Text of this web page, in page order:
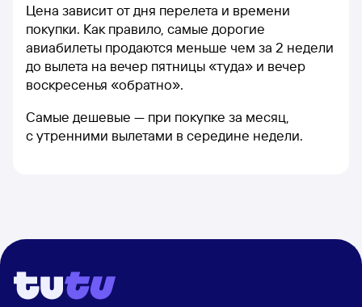
Цена зависит от дня перелета и времени
покупки. Как правило, самые дорогие
авиабилеты продаются меньше чем за 2 недели
до вылета на вечер пятницы «туда» и вечер
воскресенья «обратно».
Самые дешевые — при покупке за месяц,
с утренними вылетами в середине недели.